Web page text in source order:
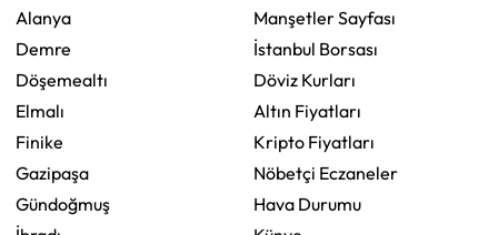
Alanya
Demre
Döşemealtı
Elmalı
Finike
Gazipaşa
Gündoğmuş
Manşetler Sayfası
İstanbul Borsası
Döviz Kurları
Altın Fiyatları
Kripto Fiyatları
Nöbetçi Eczaneler
Hava Durumu